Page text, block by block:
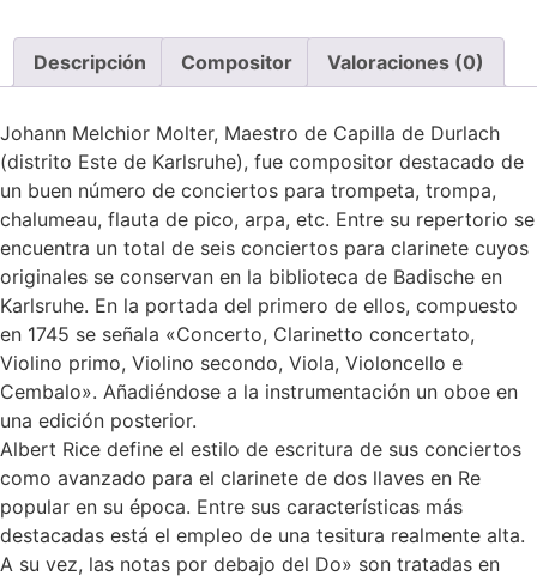
Descripción Compositor Valoraciones (0)
Johann Melchior Molter, Maestro de Capilla de Durlach
(distrito Este de Karlsruhe), fue compositor destacado de
un buen número de conciertos para trompeta, trompa,
chalumeau, flauta de pico, arpa, etc. Entre su repertorio se
encuentra un total de seis conciertos para clarinete cuyos
originales se conservan en la biblioteca de Badische en
Karlsruhe. En la portada del primero de ellos, compuesto
en 1745 se señala «Concerto, Clarinetto concertato,
Violino primo, Violino secondo, Viola, Violoncello e
Cembalo». Añadiéndose a la instrumentación un oboe en
una edición posterior.
Albert Rice define el estilo de escritura de sus conciertos
como avanzado para el clarinete de dos llaves en Re
popular en su época. Entre sus características más
destacadas está el empleo de una tesitura realmente alta.
A su vez, las notas por debajo del Do» son tratadas en